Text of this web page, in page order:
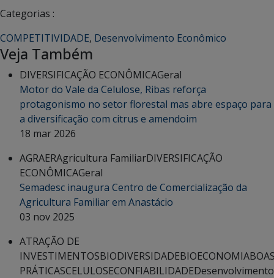
Categorias :
COMPETITIVIDADE, Desenvolvimento Econômico
Veja Também
DIVERSIFICAÇÃO ECONÔMICAGeral
Motor do Vale da Celulose, Ribas reforça
protagonismo no setor florestal mas abre espaço para
a diversificação com citrus e amendoim
18 mar 2026
AGRAERAgricultura FamiliarDIVERSIFICAÇÃO
ECONÔMICAGeral
Semadesc inaugura Centro de Comercialização da
Agricultura Familiar em Anastácio
03 nov 2025
ATRAÇÃO DE
INVESTIMENTOSBIODIVERSIDADEBIOECONOMIA
PRÁTICASCELULOSECONFIABILIDADEDesenvolvimento